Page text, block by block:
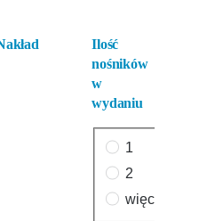
Ilość
nośników
w
wydaniu
1
2
więcej